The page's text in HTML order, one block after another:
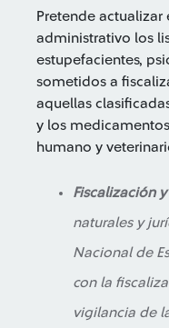
Pretende actualizar
administrativo los
estupefacientes,
sometidos a
aquellas
y los
humano y
Fiscalización
naturales y
Nacional de
con la
vigilancia de